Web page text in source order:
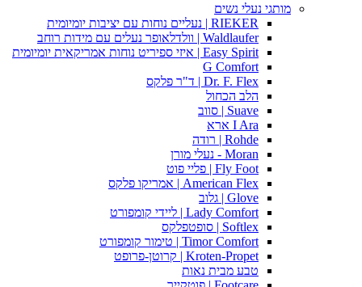
מותגי נעלי נשים
RIEKER | נעליים נוחות עם יציבות יומיומית
Waldlaufer | וולדלאופר נעלים עם מידות רוחב
Easy Spirit | איזי ספיריט נוחות אמריקאית יומיומית
G Comfort
Dr. F. Flex | ד"ר פלקס
הלב הכחול
Suave | סווב
I Ara ארא
Rohde | רודה
Moran - נעלי מורן
Fly Foot | פליי פוט
American Flex | אמריקו פלקס
Glove | גלוב
Lady Comfort | ליידי קומפורט
Softlex | סופטפלקס
Timor Comfort | טימור קומפורט
Kroten-Propet | קרוטן-פרופט
טבע מבית נאות